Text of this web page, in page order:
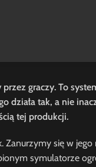
graczy. To
działa tak, a nie
tej produkcji.
Zanurzymy się w jego
symulatorze